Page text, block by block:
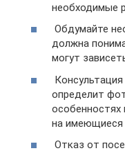
необходимые
Обдумайте
должна
могут
определит
особенностях
на имеющиеся
Отказ от